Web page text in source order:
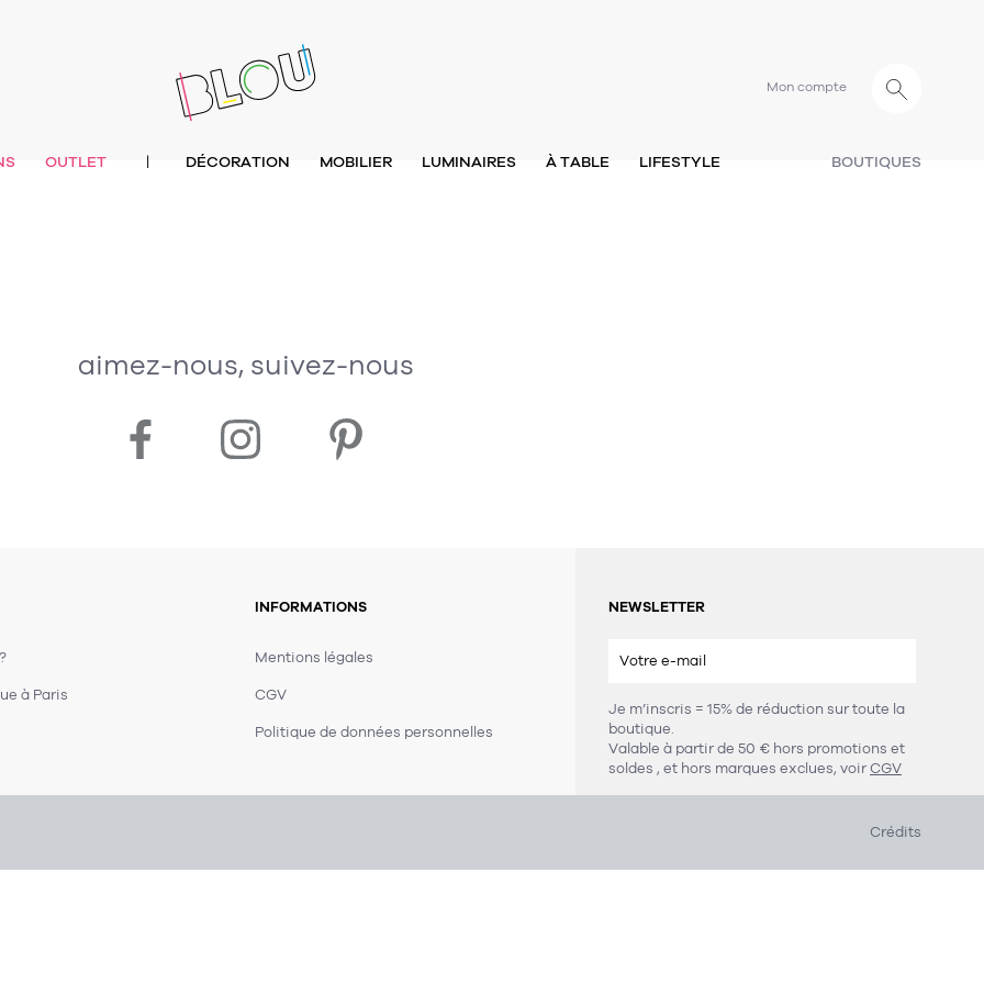
Mon compte
BOUTIQUES
OUTLET | DÉCORATION MOBILIER LUMINAIRES À TABLE LIFESTYLE
aimez-nous, suivez-nous
NEWSLETTER
Je m’inscris = 15% de réduction sur toute la
boutique.
Valable à partir de 50 € hors promotions et
soldes , et hors marques exclues, voirCGV
à Paris
INFORMATIONS
Mentions légales
CGV
Politique de données personnelles
Crédits